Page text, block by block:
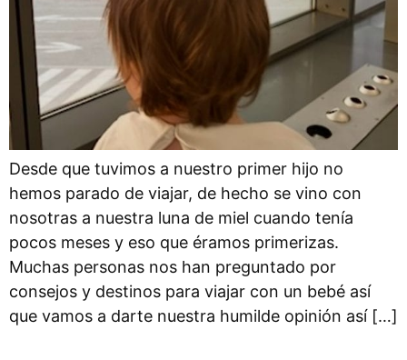
Desde que tuvimos a nuestro primer hijo no
hemos parado de viajar, de hecho se vino con
nosotras a nuestra luna de miel cuando tenía
pocos meses y eso que éramos primerizas.
Muchas personas nos han preguntado por
consejos y destinos para viajar con un bebé así
que vamos a darte nuestra humilde opinión así […]